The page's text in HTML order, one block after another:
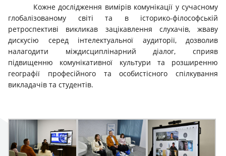
Кожне дослідження вимірів комунікації у сучасному
глобалізованому світі та в історико-філософській
ретроспективі викликав зацікавлення слухачів, жваву
дискусію серед інтелектуальної аудиторії, дозволив
налагодити міждисциплінарний діалог, сприяв
підвищенню комунікативної культури та розширенню
географії професійного та особистісного спілкування
викладачів та студентів.